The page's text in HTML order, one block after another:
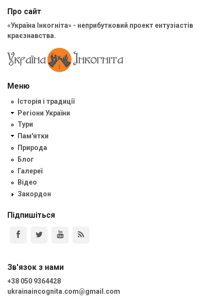
Про сайт
«Україна Інкогніта» - неприбутковий проект ентузіастів
краєзнавства.
Меню
Історія і традиції
Регіони України
Тури
Пам'ятки
Природа
Блог
Галереї
Відео
Закордон
Підпишіться
Зв'язок з нами
+38 050 9364428
ukrainaincognita.com@gmail.com